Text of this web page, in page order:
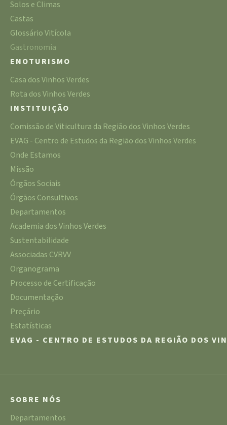
Solos e Climas
Castas
Glossário Vitícola
Gastronomia
ENOTURISMO
Casa dos Vinhos Verdes
Rota dos Vinhos Verdes
INSTITUIÇÃO
Comissão de Viticultura da Região dos Vinhos Verdes
EVAG - Centro de Estudos da Região dos Vinhos Verdes
Onde Estamos
Missão
Órgãos Sociais
Órgãos Consultivos
Departamentos
Academia dos Vinhos Verdes
Sustentabilidade
Associadas CVRVV
Organograma
Processo de Certificação
Documentação
Preçário
Estatísticas
EVAG - CENTRO DE ESTUDOS DA REGIÃO DOS
SOBRE NÓS
Departamentos